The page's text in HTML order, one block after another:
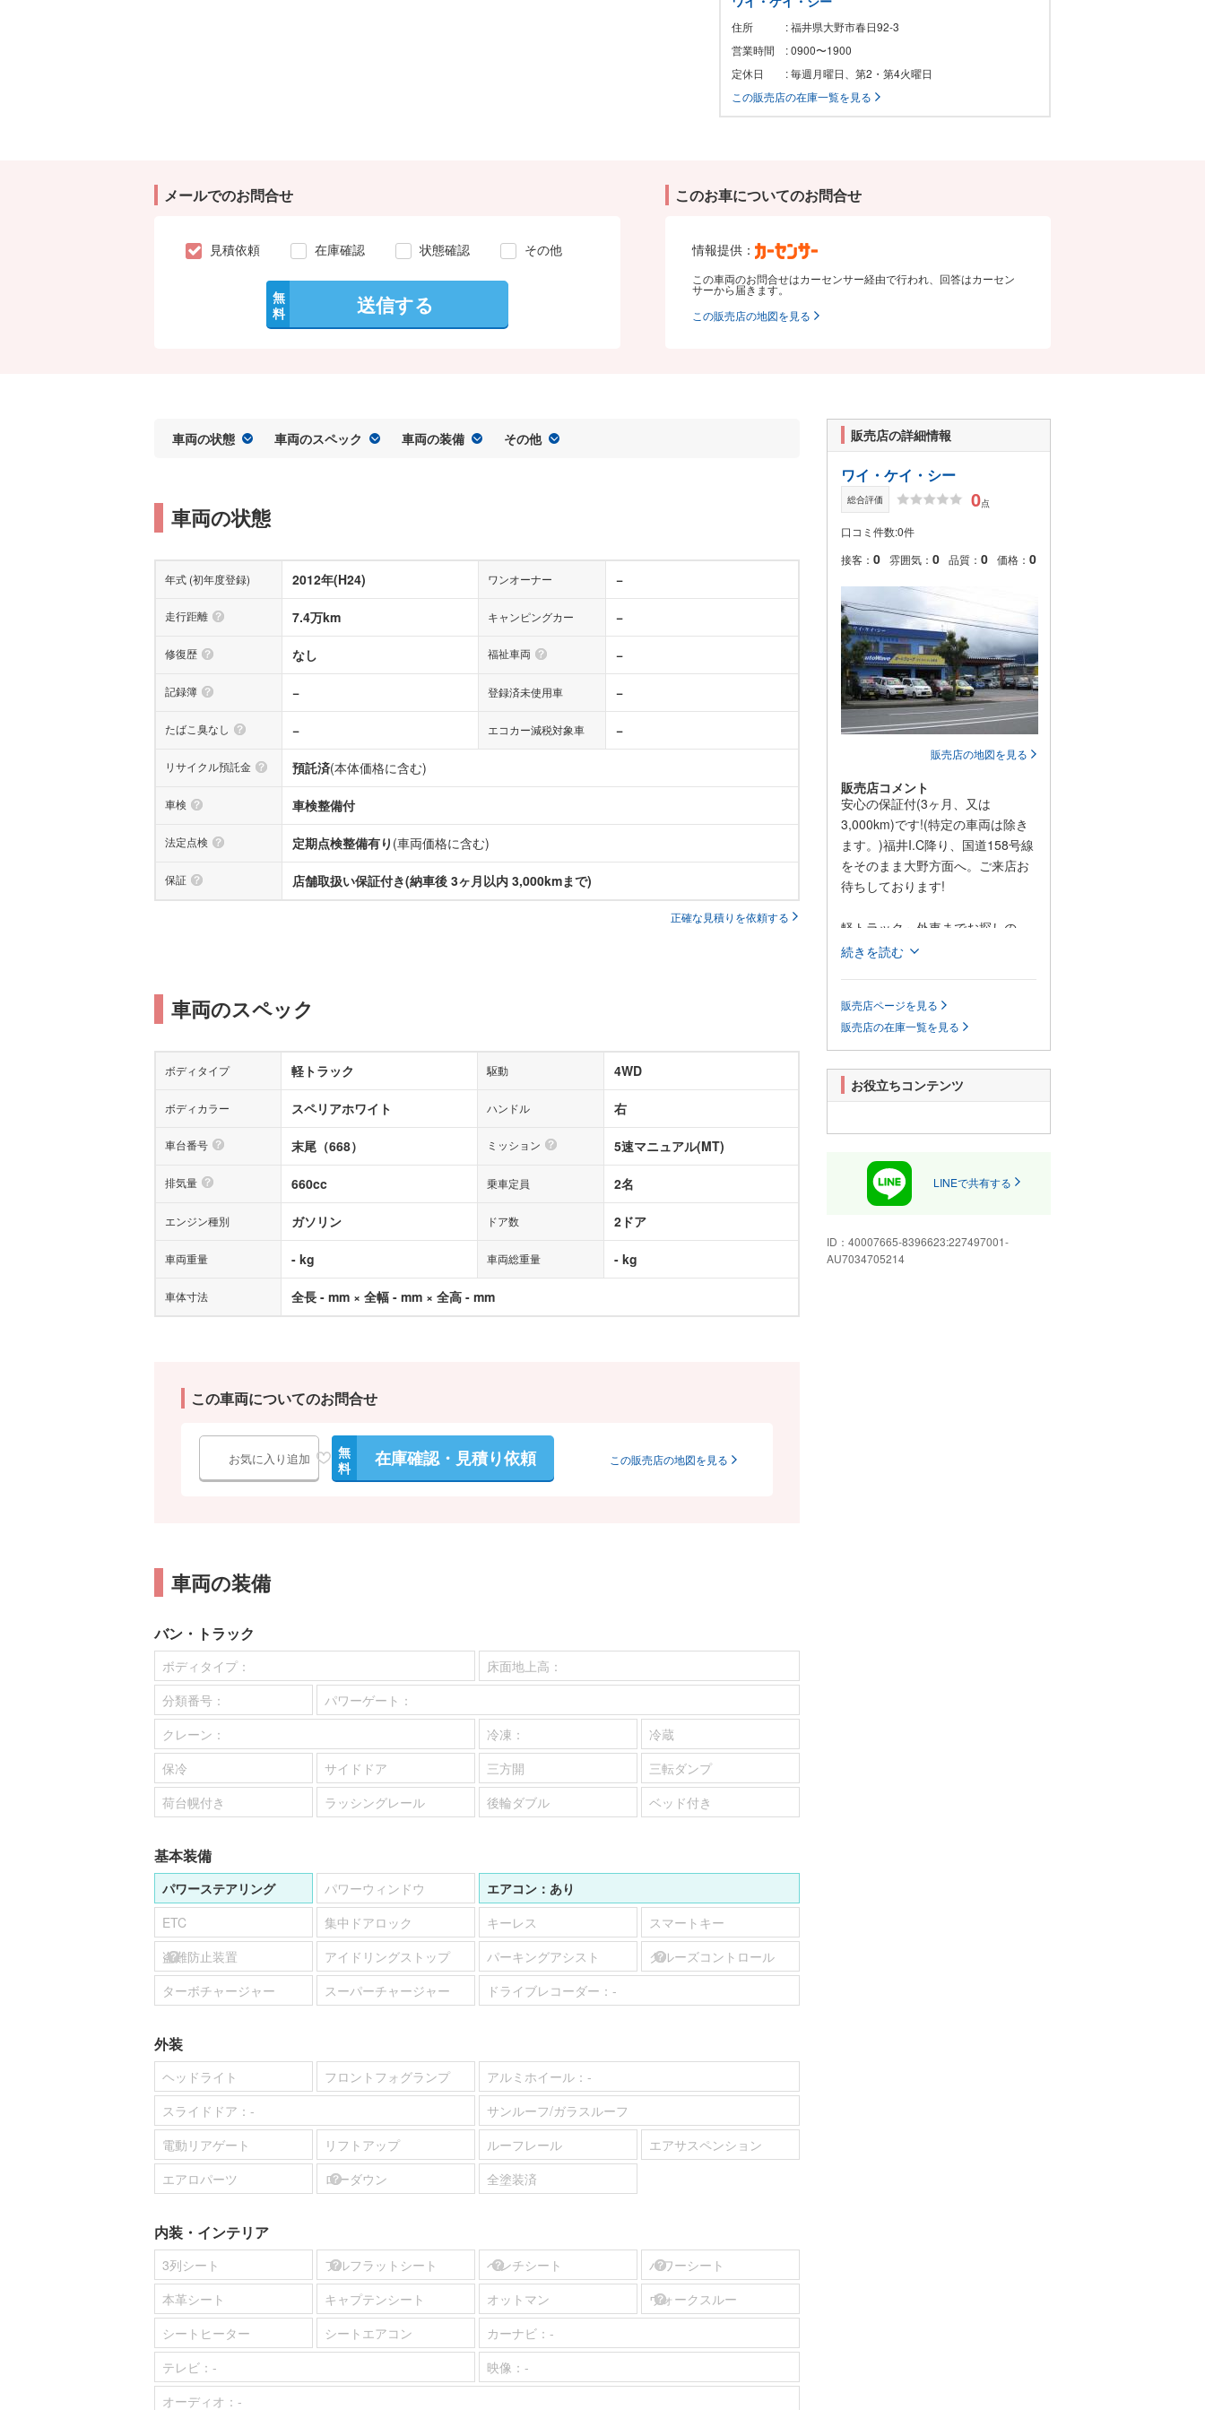
住所
: 福井県大野市春日92-3
営業時間
: 0900〜1900
定休日
: 毎週月曜日、第2・第4火曜日
この販売店の在庫一覧を見る
メールでのお問合せ
見積依頼 在庫確認 状態確認 その他
無
料
送信する
このお車についてのお問合せ
情報提供：
この車両のお問合せはカーセンサー経由で行われ、回答はカーセン
サーから届きます。
この販売店の地図を見る
車両の状態 車両のスペック 車両の装備 その他
車両の状態
年式 (初年度登録) 2012年(H24) ワンオーナー −
走行距離 7.4万km キャンピングカー −
修復歴 なし 福祉車両 −
記録簿 − 登録済未使用車 −
たばこ臭なし − エコカー減税対象車 −
リサイクル預託金 預託済(本体価格に含む)
車検 車検整備付
法定点検 定期点検整備有り (車両価格に含む)
保証 店舗取扱い保証付き(納車後 3ヶ月以内 3,000kmまで)
正確な見積りを依頼する
車両のスペック
ボディタイプ 軽トラック 駆動 4WD
ボディカラー スペリアホワイト ハンドル 右
車台番号 末尾（668） ミッション 5速マニュアル(MT)
排気量 660cc 乗車定員 2名
エンジン種別 ガソリン ドア数 2ドア
車両重量 - kg 車両総重量 - kg
車体寸法 全長 - mm × 全幅 - mm × 全高 - mm
この車両についてのお問合せ
お気に入り追加
無
料
在庫確認・見積り依頼 この販売店の地図を見る
車両の装備
バン・トラック
ボディタイプ：
床面地上高：
分類番号：
パワーゲート：
クレーン：
冷凍：
冷蔵
保冷
サイドドア 三方開
三転ダンプ
荷台幌付き
ラッシングレール 後輪ダブル ベッド付き
基本装備
パワーステアリング パワーウィンドウ エアコン： あり
ETC
集中ドアロック キーレス
スマートキー
盗難防止装置
アイドリングストップ パーキングアシスト
クルーズコントロール
ターボチャージャー
スーパーチャージャー ドライブレコーダー： -
外装
ヘッドライト フロントフォグランプ アルミホイール： -
スライドドア： -
サンルーフ/ガラスルーフ
電動リアゲート
リフトアップ ルーフレール
エアサスペンション
エアロパーツ
ローダウン 全塗装済
内装・インテリア
3列シート フルフラットシート ベンチシート
パワーシート
本革シート
キャプテンシート オットマン
ウォークスルー
シートヒーター
シートエアコン カーナビ： -
テレビ： - 映像： -
オーディオ： -
販売店の詳細情報
ワイ・ケイ・シー
総合評価 0点
口コミ件数:0件
接客： 0 雰囲気： 0 品質： 0 価格： 0
販売店の地図を見る
販売店コメント
安心の保証付(3ヶ月、又は
3,000km)です!(特定の車両は除き
ます。)福井I.C降り、国道158号線
をそのまま大野方面へ。ご来店お
待ちしております!
軽トラック～外車までお探しの
車、すぐ探します。 高価現金買
車大好き人間です。特に旧車、変
わった車が大好きです。お気軽に
お立ち寄りください。軽トラック
～外車までお探しのお車を全国よ
りお探しいたします。新車、中古
装、保険なんでもご相談くださ
高く買い取りをモットーにがんば
ります。ハコスカ大好きおじさん
にきませんか。
ハコスカ溺愛中
続きを読む
販売店ページを見る
販売店の在庫一覧を見る
お役立ちコンテンツ
LINEで共有する
ID： 40007665-8396623:227497001-
AU7034705214